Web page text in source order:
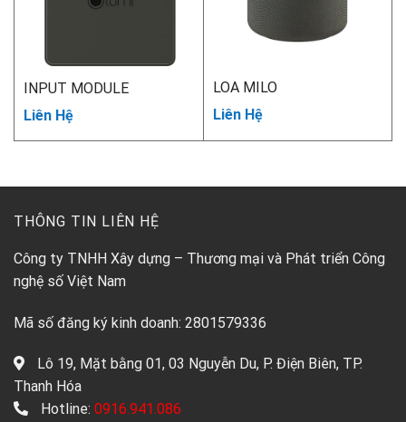
INPUT MODULE
Liên Hệ
LOA MILO
Liên Hệ
THÔNG TIN LIÊN HỆ
Công ty TNHH Xây dựng – Thương mại và Phát triển Công
nghệ số Việt Nam
Mã số đăng ký kinh doanh: 2801579336
Lô 19, Mặt bằng 01, 03 Nguyễn Du, P. Điện Biên, TP.
Thanh Hóa
Hotline: 0916.941.086